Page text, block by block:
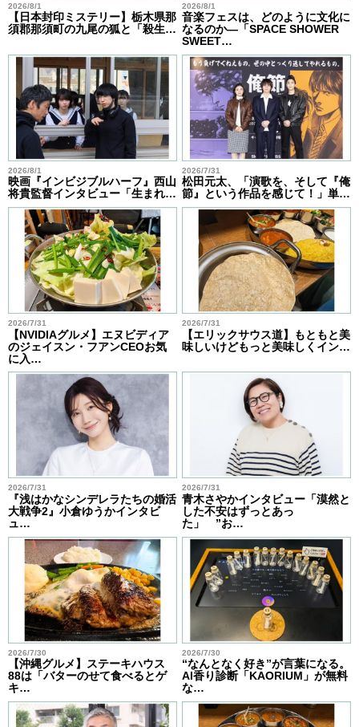
2026/8/1
【日本封印ミステリー】栃木県那
須郡那須町の九尾の狐と「殺生…
2026/8/1
音楽フェスは、どのように文化に
なるのか―「SPACE SHOWER
SWEET…
2026/8/1
映画『インビジブルハーフ』西山
将貴監督インタビュー「生まれ…
2026/7/31
松田元太、「演歌を、そして『俺
節』という作品を感じて！」単…
2026/7/31
【NVIDIAグルメ】エヌビディア
のジェイスン・フアンCEOお気
に入…
2026/7/31
【エリックサウス道】もともと美
味しいけどもっと美味しくイン…
2026/7/31
『浅はかなシンデレラたちの婚活
大戦争2』小倉ゆうかインタビ
ュ…
2026/7/31
青木さやかインタビュー「漠然と
した不安はずっとあっ
た」 ”お…
2026/7/30
【沖縄グルメ】ステーキハウス
88は「バターのせて食べるとゲ
キ…
2026/7/30
“なんとなく好き”が言葉になる。
AI香り診断「KAORIUM」が無料
な…